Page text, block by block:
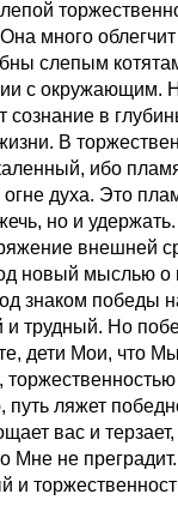
много
слепым
с окружающим.
сознание в
В
ибо
огне духа. Это
но и
внешней
новый мыслью о
знаком победы
и трудный. Но
дети Мои, что
ляжет
вас и
Мне не
и